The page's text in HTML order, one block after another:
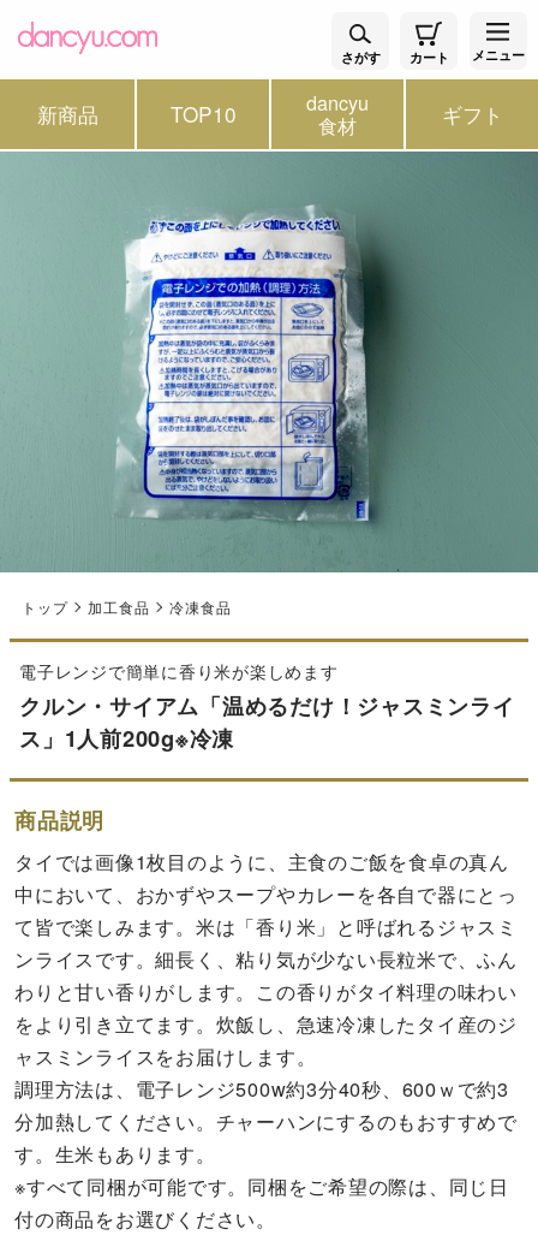
さがす カート メニュー
新商品 TOP10 dancyu
食材 ギフト
トップ 加工食品 冷凍食品
電子レンジで簡単に香り米が楽しめます
クルン・サイアム「温めるだけ！ジャスミンライ
ス」1人前200g※冷凍
商品説明
タイでは画像1枚目のように、主食のご飯を食卓の真ん
中において、おかずやスープやカレーを各自で器にとっ
て皆で楽しみます。米は「香り米」と呼ばれるジャスミ
ンライスです。細長く、粘り気が少ない長粒米で、ふん
わりと甘い香りがします。この香りがタイ料理の味わい
をより引き立てます。炊飯し、急速冷凍したタイ産のジ
ャスミンライスをお届けします。
調理方法は、電子レンジ500w約3分40秒、600ｗで約3
分加熱してください。チャーハンにするのもおすすめで
す。生米もあります。
※すべて同梱が可能です。同梱をご希望の際は、同じ日
付の商品をお選びください。